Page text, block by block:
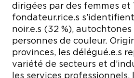
dirigées par des femmes et
fondateur.rice.s
noir.e.s (32 %),
personnes de couleur.
provinces, les délégué.e.s
variété de secteurs et
les services